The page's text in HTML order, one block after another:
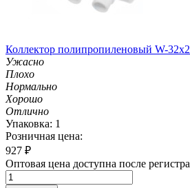
Коллектор полипропиленовый W-
Ужасно
Плохо
Нормально
Хорошо
Отлично
Упаковка: 1
Розничная цена:
927 ₽
Оптовая цена доступна после